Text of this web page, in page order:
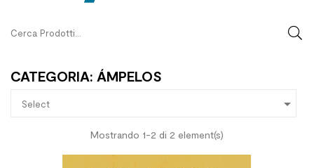
CATEGORIA: ÁMPELOS
Select 
Mostrando 1-2 di 2 element(s)